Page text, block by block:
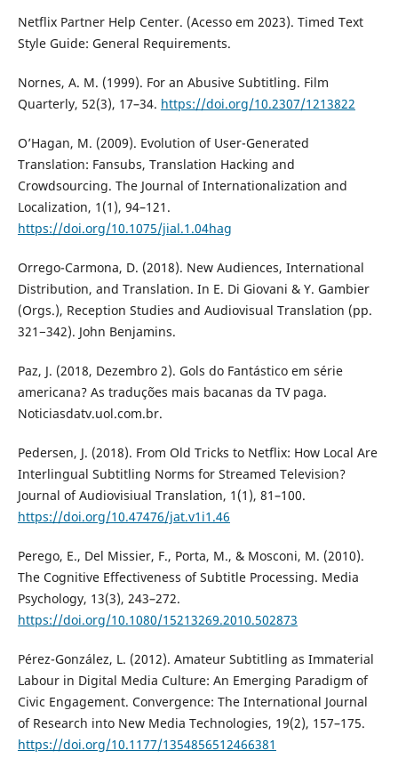
Netflix Partner Help Center. (Acesso em 2023). Timed Text
Style Guide: General Requirements.
Nornes, A. M. (1999). For an Abusive Subtitling. Film
Quarterly, 52(3), 17–34. https://doi.org/10.2307/1213822
O’Hagan, M. (2009). Evolution of User-Generated
Translation: Fansubs, Translation Hacking and
Crowdsourcing. The Journal of Internationalization and
Localization, 1(1), 94–121.
https://doi.org/10.1075/jial.1.04hag
Orrego-Carmona, D. (2018). New Audiences, International
Distribution, and Translation. In E. Di Giovani & Y. Gambier
(Orgs.), Reception Studies and Audiovisual Translation (pp.
321−342). John Benjamins.
Paz, J. (2018, Dezembro 2). Gols do Fantástico em série
americana? As traduções mais bacanas da TV paga.
Noticiasdatv.uol.com.br.
Pedersen, J. (2018). From Old Tricks to Netflix: How Local Are
Interlingual Subtitling Norms for Streamed Television?
Journal of Audiovisiual Translation, 1(1), 81–100.
https://doi.org/10.47476/jat.v1i1.46
Perego, E., Del Missier, F., Porta, M., & Mosconi, M. (2010).
The Cognitive Effectiveness of Subtitle Processing. Media
Psychology, 13(3), 243–272.
https://doi.org/10.1080/15213269.2010.502873
Pérez-González, L. (2012). Amateur Subtitling as Immaterial
Labour in Digital Media Culture: An Emerging Paradigm of
Civic Engagement. Convergence: The International Journal
of Research into New Media Technologies, 19(2), 157–175.
https://doi.org/10.1177/1354856512466381